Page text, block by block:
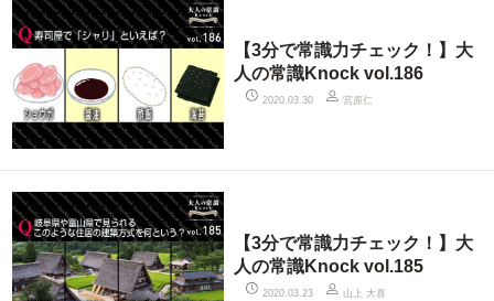
【3分で常識力チェック！】大
人の常識Knock vol.186
2020.03.30 宮原仁
【3分で常識力チェック！】大
人の常識Knock vol.185
2020.03.23 山上 大喜